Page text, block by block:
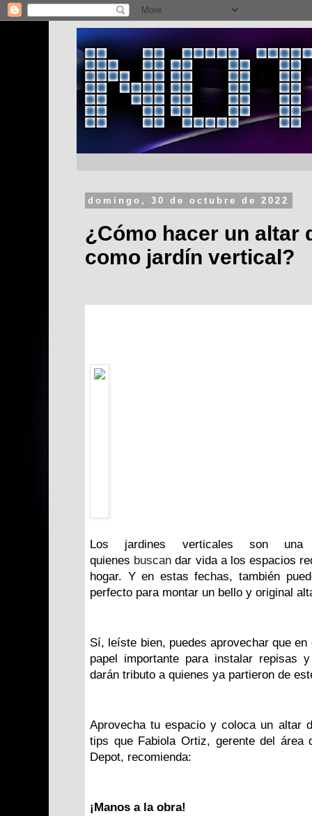
domingo, 30 de octubre de 2022
¿Cómo hacer un altar
como jardín vertical?
Los jardines verticales son una
quienes buscan dar vida a los espacios
hogar. Y en estas fechas, también
perfecto para montar un bello y original
Sí, leíste bien, puedes aprovechar que
papel importante para instalar repisas
darán tributo a quienes ya partieron de
Aprovecha tu espacio y coloca un altar
tips que Fabiola Ortiz, gerente del área
Depot, recomienda:
¡Manos a la obra!